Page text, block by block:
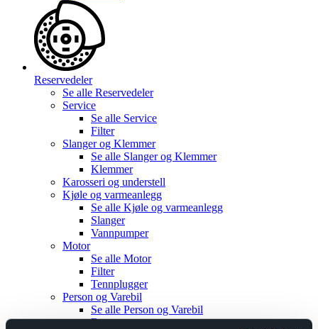
Reservedeler
Se alle Reservedeler
Service
Se alle Service
Filter
Slanger og Klemmer
Se alle Slanger og Klemmer
Klemmer
Karosseri og understell
Kjøle og varmeanlegg
Se alle Kjøle og varmeanlegg
Slanger
Vannpumper
Motor
Se alle Motor
Filter
Tennplugger
Person og Varebil
Se alle Person og Varebil
Brems